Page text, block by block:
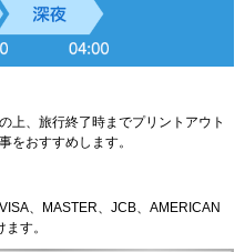
上、旅行終了時までプリントアウト
をおすすめします。
、MASTER、JCB、AMERICAN
す。